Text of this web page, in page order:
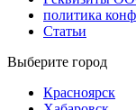
политика
Статьи
Выберите город
Красноярск